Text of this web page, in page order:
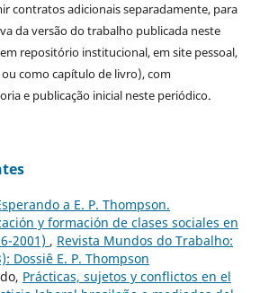
contratos adicionais separadamente, para
da versão do trabalho publicada neste
repositório institucional, em site pessoal,
como capítulo de livro), com
e publicação inicial neste periódico.
a E. P. Thompson.
y formación de clases sociales en
2001) , Revista Mundos do Trabalho:
Dossiê E. P. Thompson
Prácticas, sujetos y conflictos en el